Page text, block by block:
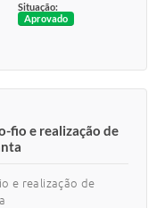
Situação:
Aprovado
fio e realização de
e realização de